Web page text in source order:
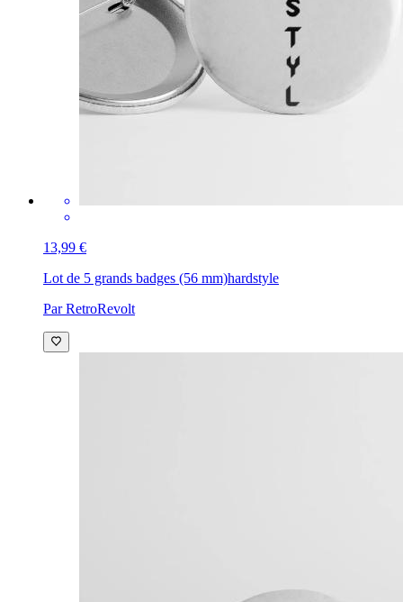
13,99 €
Lot de 5 grands badges (56 mm)hardstyle
Par RetroRevolt